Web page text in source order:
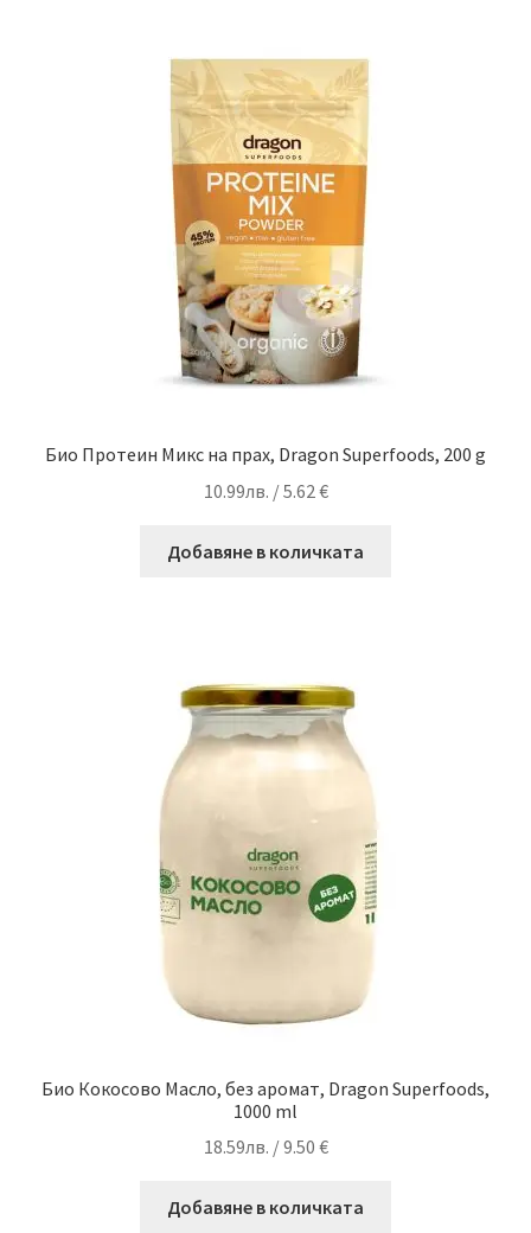
Био Протеин Микс на прах, Dragon Superfoods, 200 g
10.99лв. / 5.62 €
Добавяне в количката
Био Кокосово Масло, без аромат, Dragon Superfoods,
1000 ml
18.59лв. / 9.50 €
Добавяне в количката